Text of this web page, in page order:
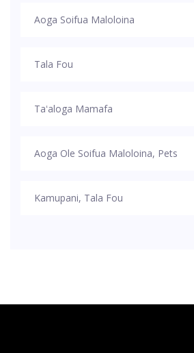
Aoga Soifua Maloloina
Tala Fou
Taʻaloga Mamafa
Aoga Ole Soifua Maloloina, Pets
Kamupani, Tala Fou